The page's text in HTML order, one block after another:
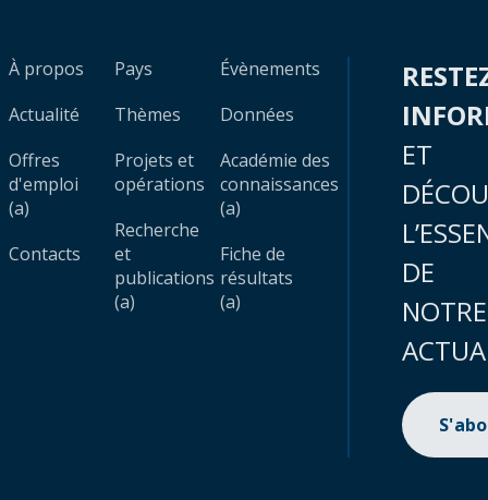
À propos
Actualité
Offres
d'emploi
(a)
Contacts
Pays
Thèmes
Projets et
opérations
Recherche
et
publications
(a)
Évènements
Données
Académie des
connaissances
(a)
Fiche de
résultats
(a)
ET
DE
NOTRE